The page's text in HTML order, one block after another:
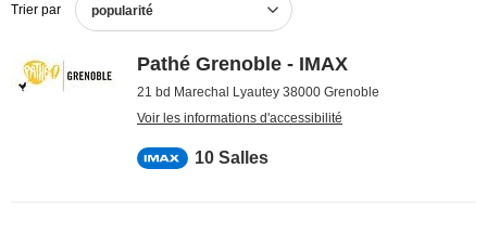
Trier par popularité
Pathé Grenoble - IMAX
21 bd Marechal Lyautey 38000 Grenoble
Voir les informations d'accessibilité
10 Salles